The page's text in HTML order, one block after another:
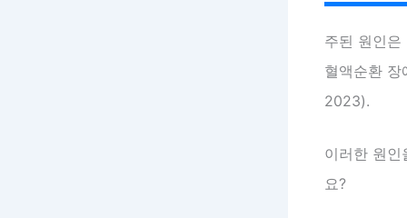
주된 원인은
혈액순환 장
2023).
이러한 원
요?